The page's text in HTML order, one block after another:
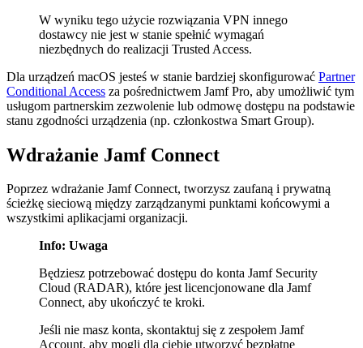
W wyniku tego użycie rozwiązania VPN innego
dostawcy nie jest w stanie spełnić wymagań
niezbędnych do realizacji Trusted Access.
Dla urządzeń macOS jesteś w stanie bardziej skonfigurować Partner
Conditional Access za pośrednictwem Jamf Pro, aby umożliwić tym
usługom partnerskim zezwolenie lub odmowę dostępu na podstawie
stanu zgodności urządzenia (np. członkostwa Smart Group).
Wdrażanie Jamf Connect
Poprzez wdrażanie Jamf Connect, tworzysz zaufaną i prywatną
ścieżkę sieciową między zarządzanymi punktami końcowymi a
wszystkimi aplikacjami organizacji.
Info: Uwaga
Będziesz potrzebować dostępu do konta Jamf Security
Cloud (RADAR), które jest licencjonowane dla Jamf
Connect, aby ukończyć te kroki.
Jeśli nie masz konta, skontaktuj się z zespołem Jamf
Account, aby mogli dla ciebie utworzyć bezpłatne